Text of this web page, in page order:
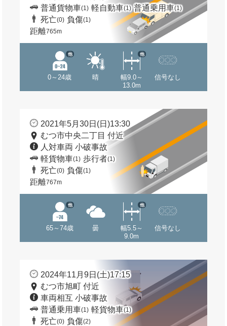
普通貨物車(1) 軽自動車(1) 普通乗用車(1)
死亡(0) 負傷(1)
距離765m
0～24歳
他
晴
幅9.0～
13.0m
他
信号なし
2021年5月30日(日)13:30
むつ市中央二丁目 付近
人対車両 小破事故
軽貨物車(1) 歩行者(1)
死亡(0) 負傷(1)
距離767m
65～74歳
他
曇
幅5.5～
9.0m
他
信号なし
2024年11月9日(土)17:15
むつ市旭町 付近
車両相互 小破事故
普通乗用車(1) 軽貨物車(1)
死亡(0) 負傷(2)